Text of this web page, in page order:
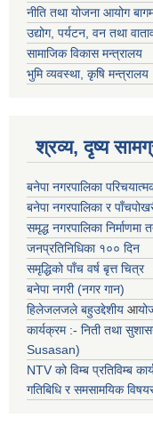
नीति तथा योजना आयोग
उद्योग, पर्यटन, वन तथा
सामाजिक विकास मन्त्रालय
भुमि व्यवस्था, कृषि मन्त्रालय
श्रव्य, दृष्य
बनेपा नगरपालिका
बनेपा नगरपालिका र
समृद्ध नगरपालिका निर्माणमा
जनप्रतिनिधिका १०० दिन
समृद्धिको पाँच वर्ष बृत्त चित्र
बनेपा नगरी (नगर गान)
हिलेजलजले बहुउद्देशीय आ
कार्यक्रम :- निती तथा
Susasan)
NTV को विम्ब प्रतिविम्ब
गतिबिधि र समसामयिक